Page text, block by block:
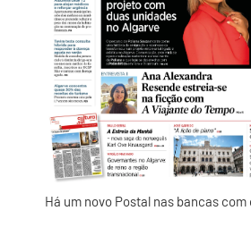
Há um novo Postal nas bancas com